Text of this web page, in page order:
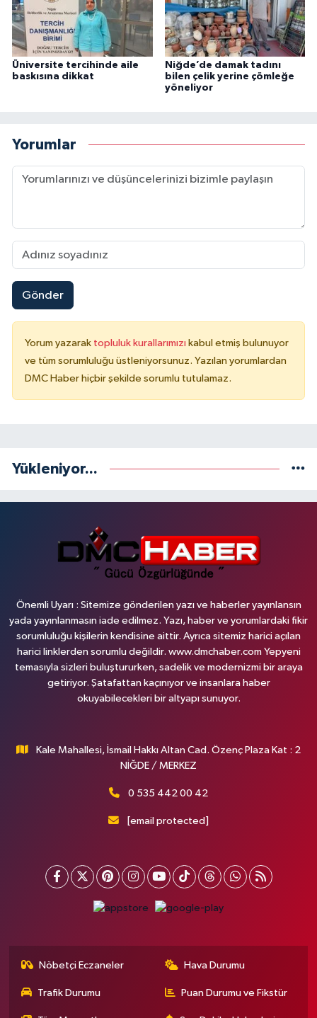
Üniversite tercihinde aile
baskısına dikkat
Niğde’de damak tadını
bilen çelik yerine çömleğe
yöneliyor
Yorumlar
Gönder
Yorum yazarak topluluk kurallarımızı kabul etmiş bulunuyor
ve tüm sorumluluğu üstleniyorsunuz. Yazılan yorumlardan
DMC Haber hiçbir şekilde sorumlu tutulamaz.
Yükleniyor...
Önemli Uyarı : Sitemize gönderilen yazı ve haberler yayınlansın
yada yayınlanmasın iade edilmez. Yazı, haber ve yorumlardaki fikir
sorumluluğu kişilerin kendisine aittir. Ayrıca sitemiz harici açılan
harici linklerden sorumlu değildir. www.dmchaber.com Yepyeni
temasıyla sizleri buluştururken, sadelik ve modernizmi bir araya
getiriyor. Şatafattan kaçınıyor ve insanlara haber
okuyabilecekleri bir altyapı sunuyor.
Kale Mahallesi, İsmail Hakkı Altan Cad. Özenç Plaza Kat : 2
NİĞDE / MERKEZ
0 535 442 00 42
[email protected]
Nöbetçi Eczaneler Hava Durumu
Trafik Durumu Puan Durumu ve Fikstür